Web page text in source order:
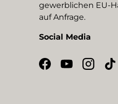
gewerblichen EU-
auf Anfrage.
Social Media
Facebook
YouTube